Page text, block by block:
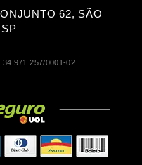
62, SÃO
34.971.257/0001-02